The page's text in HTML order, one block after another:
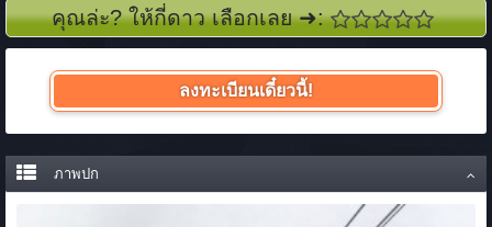
คุณล่ะ? ให้กี่ดาว เลือกเลย ➜:
ลงทะเบียนเดี๋ยวนี้!
ภาพปก